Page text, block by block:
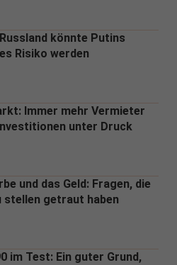
könnte Putins
Risiko werden
Immer mehr Vermieter
unter Druck
und das Geld: Fragen, die
stellen getraut haben
im Test: Ein guter Grund,